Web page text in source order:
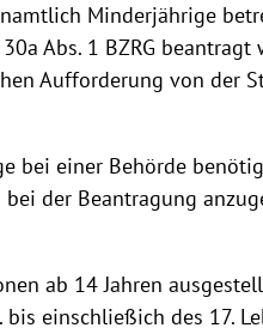
Minderjährige
Abs. 1 BZRG beantragt
Aufforderung von der
bei einer Behörde
der Beantragung
ab 14 Jahren
einschließich des 17.